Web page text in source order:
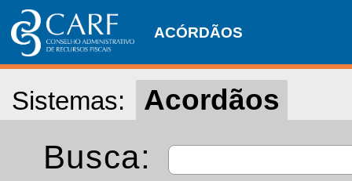
ACÓRDÃOS
Sistemas: Acordãos
Busca: